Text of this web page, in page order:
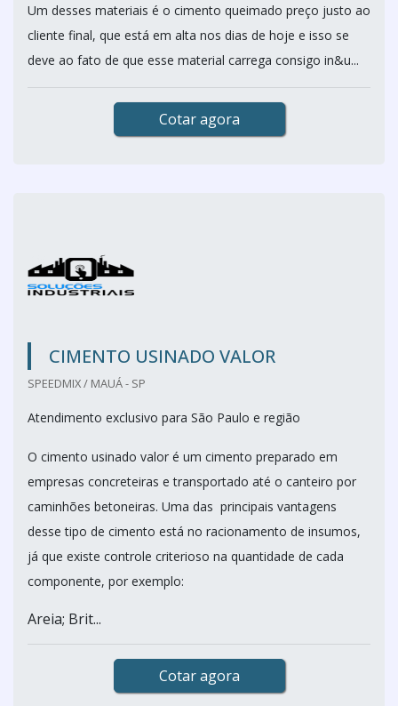
Um desses materiais é o cimento queimado preço justo ao
cliente final, que está em alta nos dias de hoje e isso se
deve ao fato de que esse material carrega consigo in&u...
Cotar agora
CIMENTO USINADO VALOR
SPEEDMIX / MAUÁ - SP
Atendimento exclusivo para São Paulo e região
O cimento usinado valor é um cimento preparado em
empresas concreteiras e transportado até o canteiro por
caminhões betoneiras. Uma das principais vantagens
desse tipo de cimento está no racionamento de insumos,
já que existe controle criterioso na quantidade de cada
componente, por exemplo:
Areia; Brit...
Cotar agora